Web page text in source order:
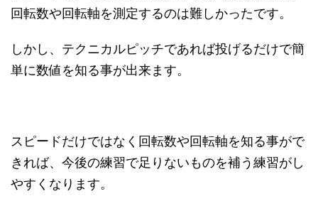
回転数や回転軸を測定するのは難しかったです。
しかし、テクニカルピッチであれば投げるだけで簡
単に数値を知る事が出来ます。
スピードだけではなく回転数や回転軸を知る事がで
きれば、今後の練習で足りないものを補う練習がし
やすくなります。